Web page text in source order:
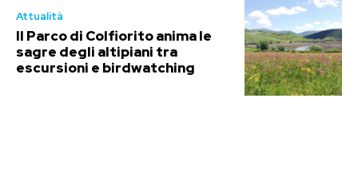
Attualità
Il Parco di Colfiorito anima le
sagre degli altipiani tra
escursioni e birdwatching